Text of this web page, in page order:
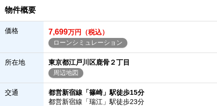
物件概要
価格 7,699万円（税込）
ローンシミュレーション
所在地 東京都江戸川区鹿骨２丁目
周辺地図
交通
都営新宿線「篠崎」駅徒歩15分
都営新宿線「瑞江」駅徒歩23分